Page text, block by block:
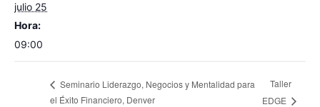
julio 25
Hora:
09:00
Seminario Liderazgo, Negocios y Mentalidad para
el Éxito Financiero, Denver
Taller
EDGE